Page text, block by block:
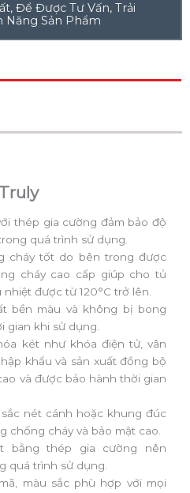
Để Được Tư Vấn, Trải
Năng Sản Phẩm
thép gia cường đảm bảo độ
quá trình sử dụng.
cháy tốt do bên trong được
cháy cao cấp giúp cho tủ
được từ 120°C trở lên.
bền màu và không bị bong
gian khi sử dụng.
két như khóa điện tử, vân
khẩu và sản xuất đồng bộ
và được bảo hành thời gian
nét cánh hoặc khung đúc
chống cháy và bảo mật cao.
bằng thép gia cường nên
quá trình sử dụng.
màu sắc phù hợp với mọi